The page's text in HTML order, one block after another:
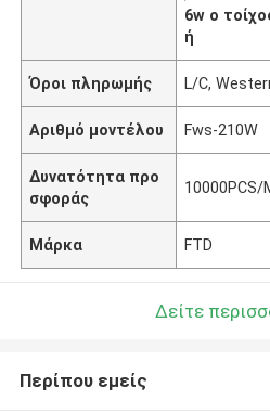
6w ο
ή
Όροι πληρωμής L/C,
Αριθμό μοντέλου Fws-210W
Δυνατότητα προ
σφοράς
10000PCS/
Μάρκα FTD
Δείτε
Περίπου εμείς